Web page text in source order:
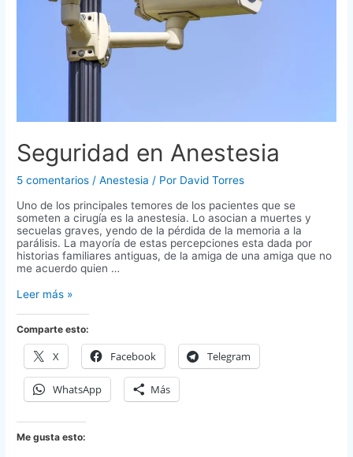
Seguridad en Anestesia
5 comentarios /Anestesia / Por David Torres
Uno de los principales temores de los pacientes que se
someten a cirugía es la anestesia. Lo asocian a muertes y
secuelas graves, yendo de la pérdida de la memoria a la
parálisis. La mayoría de estas percepciones esta dada por
historias familiares antiguas, de la amiga de una amiga que no
me acuerdo quien …
Seguridad
Anestesia
Leer más »
Comparte esto:
X Facebook Telegram
WhatsApp Más
Me gusta esto: